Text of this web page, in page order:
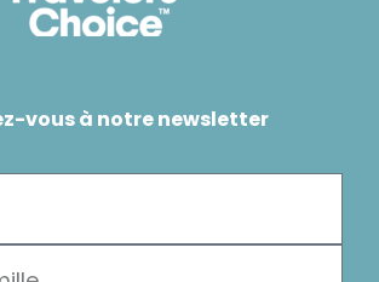
vous à notre newsletter